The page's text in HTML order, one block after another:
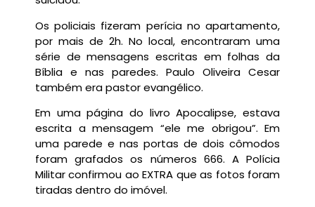
Os policiais fizeram perícia no apartamento,
por mais de 2h. No local, encontraram uma
série de mensagens escritas em folhas da
Bíblia e nas paredes. Paulo Oliveira Cesar
também era pastor evangélico.
Em uma página do livro Apocalipse, estava
escrita a mensagem “ele me obrigou”. Em
uma parede e nas portas de dois cômodos
foram grafados os números 666. A Polícia
Militar confirmou ao EXTRA que as fotos foram
tiradas dentro do imóvel.